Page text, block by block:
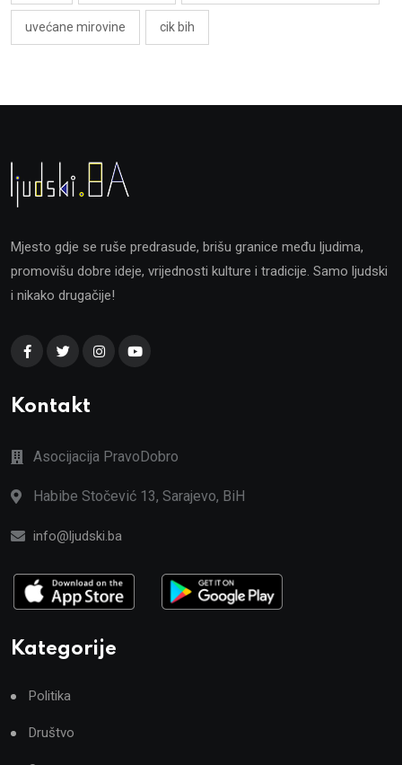
uvećane mirovine cik bih
Mjesto gdje se ruše predrasude, brišu granice među ljudima,
promovišu dobre ideje, vrijednosti kulture i tradicije. Samo ljudski
i nikako drugačije!
Kontakt
Asocijacija PravoDobro
Habibe Stočević 13, Sarajevo, BiH
info@ljudski.ba
Kategorije
Politika
Društvo